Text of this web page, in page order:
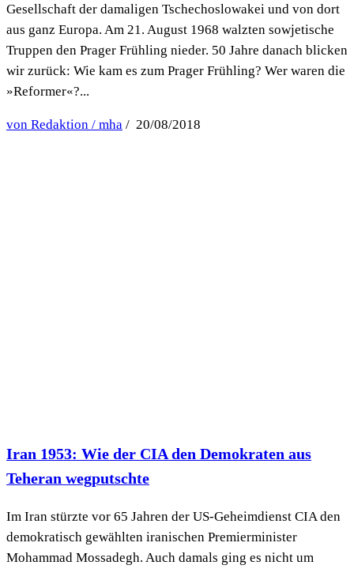
Gesellschaft der damaligen Tschechoslowakei und von dort
aus ganz Europa. Am 21. August 1968 walzten sowjetische
Truppen den Prager Frühling nieder. 50 Jahre danach blicken
wir zurück: Wie kam es zum Prager Frühling? Wer waren die
»Reformer«?...
von Redaktion / mha / 20/08/2018
Iran 1953: Wie der CIA den Demokraten aus
Teheran wegputschte
Im Iran stürzte vor 65 Jahren der US-Geheimdienst CIA den
demokratisch gewählten iranischen Premierminister
Mohammad Mossadegh. Auch damals ging es nicht um